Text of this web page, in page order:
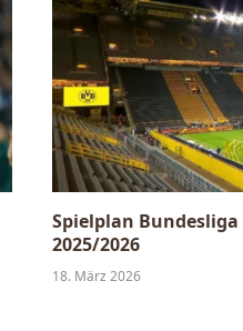
Spielplan
2025/2026
18. März 2026